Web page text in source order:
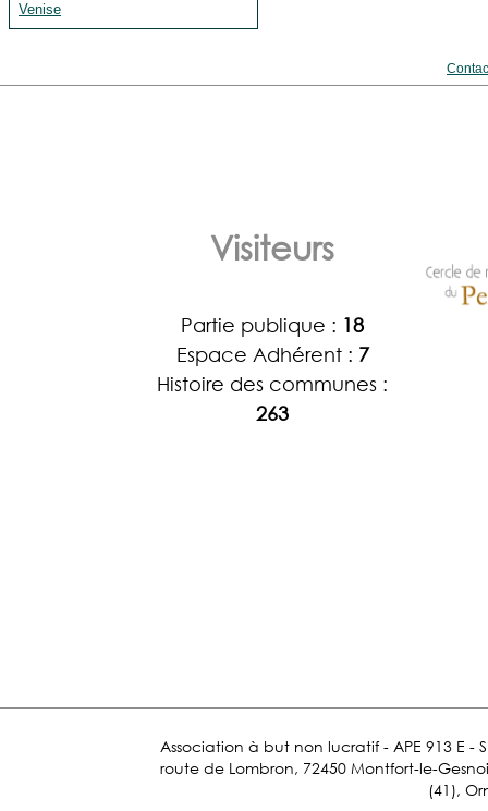
Venise
Visiteurs
Partie publique : 18
Espace Adhérent : 7
Histoire des communes :
263
Association à but non lucratif - APE 913 E -
route de Lombron, 72450 Montfort-le-
(41),